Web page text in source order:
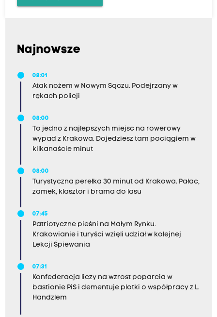
Najnowsze
08:01
Atak nożem w Nowym Sączu. Podejrzany w
rękach policji
08:00
To jedno z najlepszych miejsc na rowerowy
wypad z Krakowa. Dojedziesz tam pociągiem w
kilkanaście minut
08:00
Turystyczna perełka 30 minut od Krakowa. Pałac,
zamek, klasztor i brama do lasu
07:45
Patriotyczne pieśni na Małym Rynku.
Krakowianie i turyści wzięli udział w kolejnej
Lekcji Śpiewania
07:31
Konfederacja liczy na wzrost poparcia w
bastionie PiS i dementuje plotki o współpracy z L.
Handzlem